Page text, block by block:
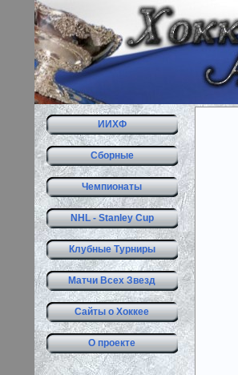
ИИХФ
Сборные
Чемпионаты
NHL - Stanley Cup
Клубные Турниры
Матчи Всех Звезд
Сайты о Хоккее
О проекте